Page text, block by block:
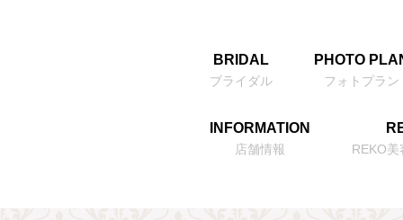
BRIDAL
ブライダル
PHOTO
フォトプラン
INFORMATION
店舗情報 REKO美